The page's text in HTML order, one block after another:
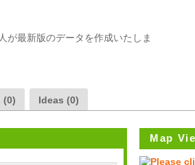
が最新版のデータを作成いたしま
(0) Ideas (0)
Map